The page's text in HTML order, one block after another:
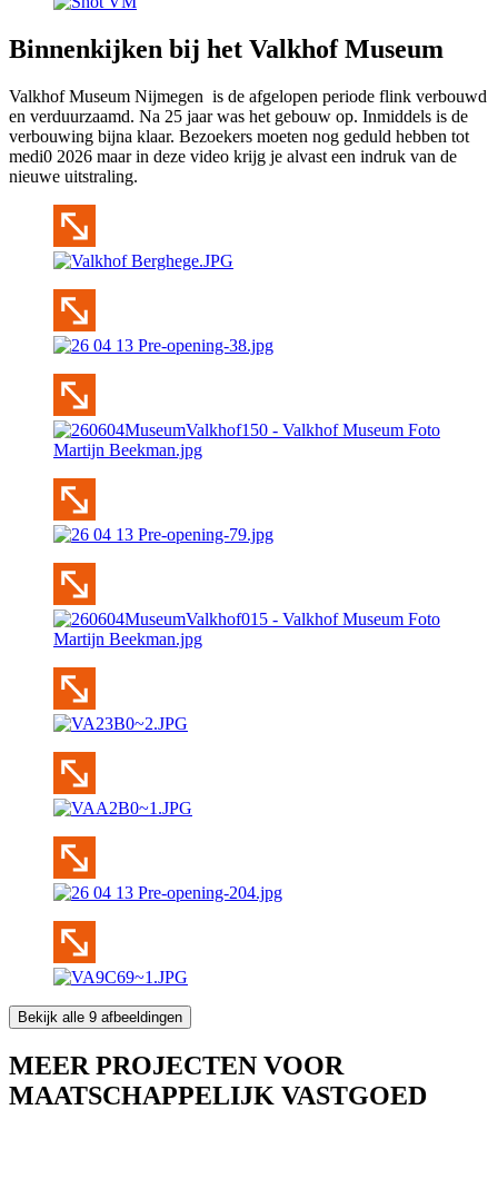
Binnenkijken bij het Valkhof Museum
Valkhof Museum Nijmegen is de afgelopen periode flink verbouwd
en verduurzaamd. Na 25 jaar was het gebouw op. Inmiddels is de
verbouwing bijna klaar. Bezoekers moeten nog geduld hebben tot
medi0 2026 maar in deze video krijg je alvast een indruk van de
nieuwe uitstraling.
Bekijk alle 9 afbeeldingen
MEER PROJECTEN VOOR
MAATSCHAPPELIJK VASTGOED